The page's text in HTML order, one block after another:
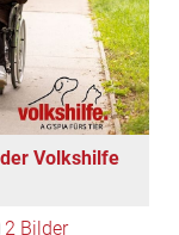
Volkshilfe
2 Bilder